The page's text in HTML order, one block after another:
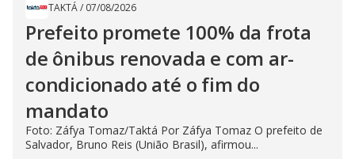
TAKTÁ/ 07/08/2026
Prefeito promete 100% da frota
de ônibus renovada e com ar-
condicionado até o fim do
mandato
Foto: Záfya Tomaz/Taktá Por Záfya Tomaz O prefeito de
Salvador, Bruno Reis (União Brasil), afirmou...